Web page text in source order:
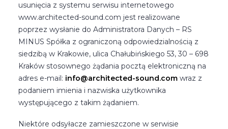
usunięcia z systemu serwisu internetowego
www.architected-sound.com jest realizowane
poprzez wysłanie do Administratora Danych – RS
MINUS Spółka z ograniczoną odpowiedzialnością z
siedzibą w Krakowie, ulica Chałubińskiego 53, 30 – 698
Kraków stosownego żądania pocztą elektroniczną na
adres e-mail: info@architected-sound.com wraz z
podaniem imienia i nazwiska użytkownika
występującego z takim żądaniem.
Niektóre odsyłacze zamieszczone w serwisie